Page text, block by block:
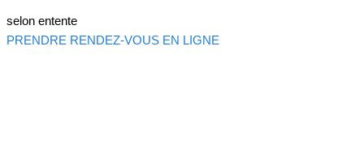
selon entente
PRENDRE RENDEZ-VOUS EN LIGNE